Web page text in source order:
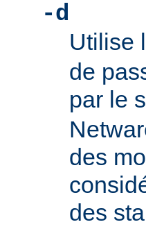
-d
Utilise
de
par le
des
des